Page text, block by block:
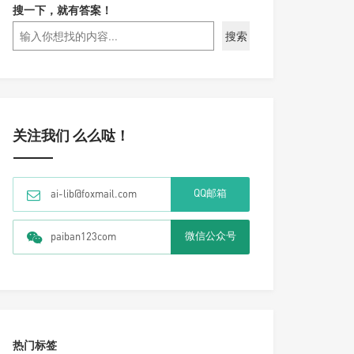
搜一下，就有答案！
搜索
关注我们 么么哒！
ai-lib@foxmail.com QQ邮箱
paiban123com 微信公众号
热门标签